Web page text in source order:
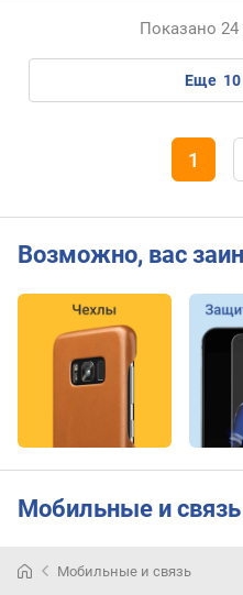
d
i
x
r
e
e
i
n
t
s
Показано 24
еще 10
1
Возможно, вас
Мобильные и связь
Мобильные и связь